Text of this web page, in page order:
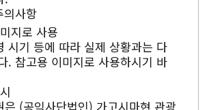
의사항
지로 사용
시기 등에 따라 실제 상황과는 다
. 참고용 이미지로 사용하시기 바
은 (공익사단법인) 가고시마현 관광